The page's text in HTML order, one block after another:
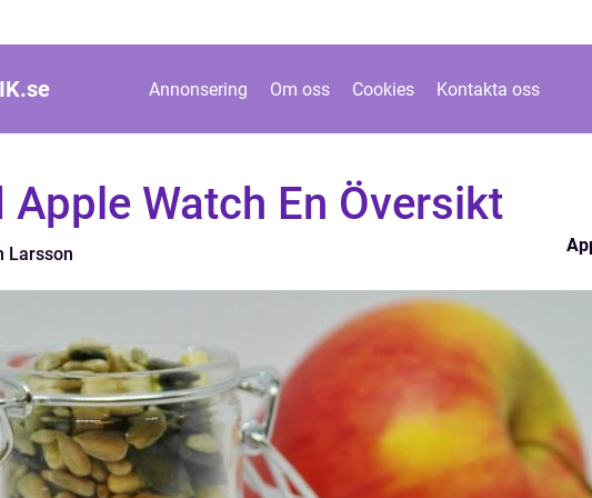
se Annonsering Om oss Cookies Kontakta oss
Apple Watch En Översikt
Larsson